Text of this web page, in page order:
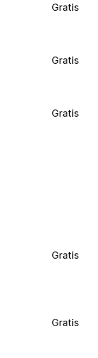
Gratis
Gratis
Gratis
Gratis
Gratis